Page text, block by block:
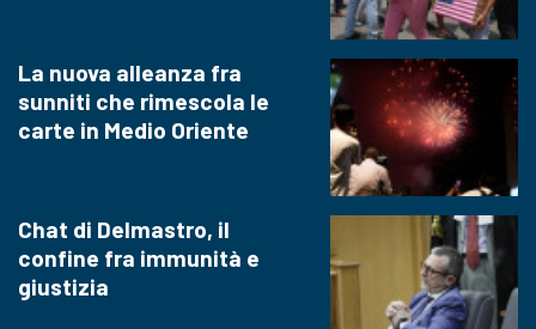
La nuova alleanza fra
sunniti che rimescola le
carte in Medio Oriente
Chat di Delmastro, il
confine fra immunità e
giustizia